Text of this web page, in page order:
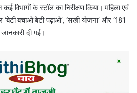
विभागों के स्टॉल का निरीक्षण किया। महिला एवं
बचाओ बेटी पढ़ाओ’, ‘सखी योजना’ और ‘181
दी गई।